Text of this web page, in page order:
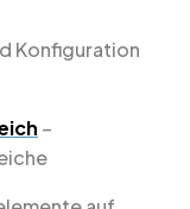
Konfiguration
–